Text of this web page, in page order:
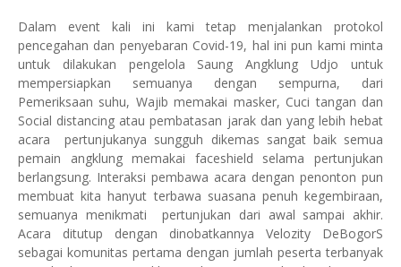
Dalam event kali ini kami tetap menjalankan protokol
pencegahan dan penyebaran Covid-19, hal ini pun kami minta
untuk dilakukan pengelola Saung Angklung Udjo untuk
mempersiapkan semuanya dengan sempurna, dari
Pemeriksaan suhu, Wajib memakai masker, Cuci tangan dan
Social distancing atau pembatasan jarak dan yang lebih hebat
acara pertunjukanya sungguh dikemas sangat baik semua
pemain angklung memakai faceshield selama pertunjukan
berlangsung. Interaksi pembawa acara dengan penonton pun
membuat kita hanyut terbawa suasana penuh kegembiraan,
semuanya menikmati pertunjukan dari awal sampai akhir.
Acara ditutup dengan dinobatkannya Velozity DeBogorS
sebagai komunitas pertama dengan jumlah peserta terbanyak